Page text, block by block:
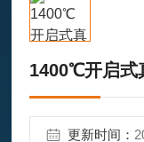
1400℃开启式
更新时间：